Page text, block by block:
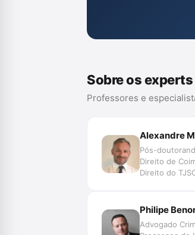
Sobre os experts
Professores e
Alexandre
Pós-
Direito de
Direito do
Philipe
Advogado